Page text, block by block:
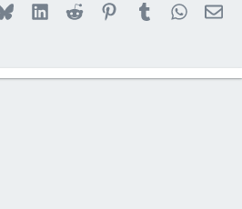
BlueskyLinkedInReddit PinterestTumblr